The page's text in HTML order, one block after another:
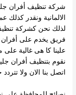
شركة تنظيف أفران
الالمانية ونقدر
لذلك نحن كشركة
فريق يخدم على أفران
علينا كا هى غالية على
نقوم بتنظيف أفران
اتصل بنا الان ولا